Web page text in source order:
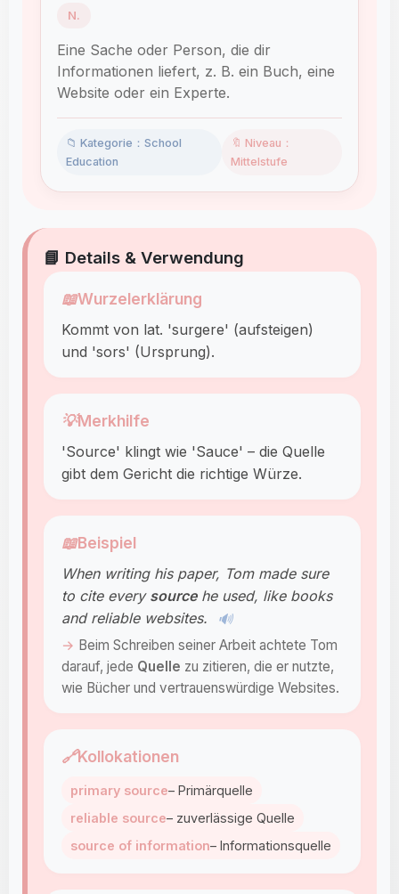
N.
Eine Sache oder Person, die dir
Informationen liefert, z. B. ein Buch, eine
Website oder ein Experte.
📁 Kategorie：School
Education
🔖 Niveau：
Mittelstufe
📘 Details & Verwendung
📖Wurzelerklärung
Kommt von lat. 'surgere' (aufsteigen)
und 'sors' (Ursprung).
💡Merkhilfe
'Source' klingt wie 'Sauce' – die Quelle
gibt dem Gericht die richtige Würze.
📖Beispiel
When writing his paper, Tom made sure
to cite every sourcehe used, like books
and reliable websites.
🔊
Beim Schreiben seiner Arbeit achtete Tom
darauf, jede Quelle zu zitieren, die er nutzte,
wie Bücher und vertrauenswürdige Websites.
🔗Kollokationen
primary source– Primärquelle
reliable source– zuverlässige Quelle
source of information– Informationsquelle